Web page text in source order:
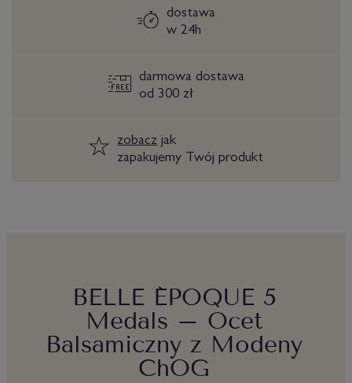
dostawa
w 24h
darmowa dostawa
od 300 zł
zobaczjak
zapakujemy Twój produkt
BELLE ÉPOQUE 5
Medals – Ocet
Balsamiczny z Modeny
ChOG